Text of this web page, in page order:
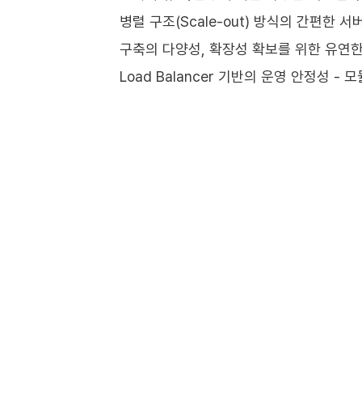
병렬 구조(Scale-out) 방식의 간편한 서
구축의 다양성, 확장성 확보를 위한 유연
Load Balancer 기반의 운영 안정성 - 모